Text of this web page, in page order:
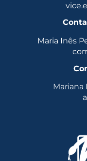
Maria Inês
Mariana